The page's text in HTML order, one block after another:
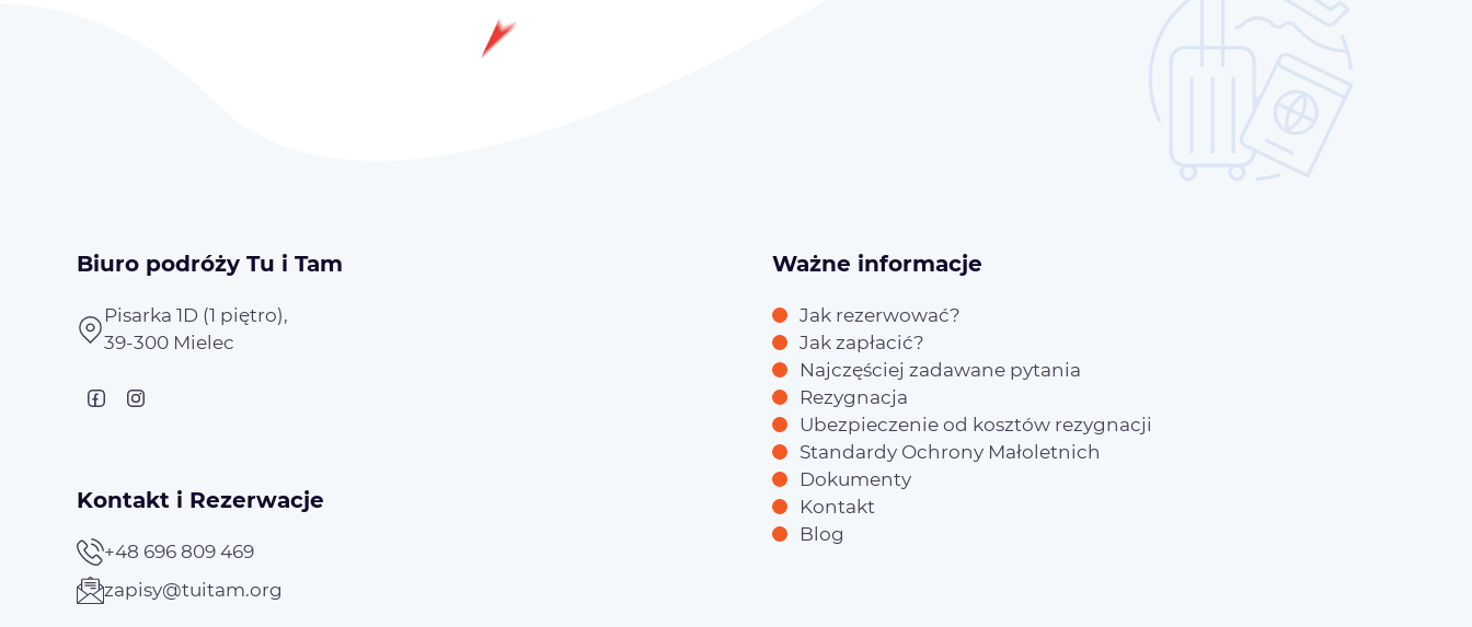
Biuro podróży Tu i Tam
Pisarka 1D (1 piętro),
39-300 Mielec
Kontakt i Rezerwacje
+48 696 809 469
zapisy@tuitam.org
Ważne informacje
Jak rezerwować?
Jak zapłacić?
Najczęściej zadawane pytania
Rezygnacja
Ubezpieczenie od kosztów rezygnacji
Standardy Ochrony Małoletnich
Dokumenty
Kontakt
Blog